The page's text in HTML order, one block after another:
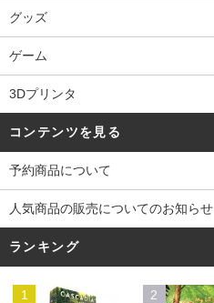
グッズ
ゲーム
3Dプリンタ
コンテンツを見る
予約商品について
人気商品の販売についてのお知らせ
ランキング
1 2